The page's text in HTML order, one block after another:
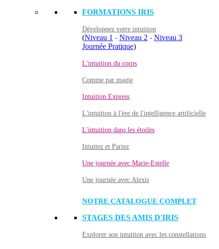
FORMATIONS IRIS
Développez votre intuition
(Niveau 1 - Niveau 2 - Niveau 3
Journée Pratique)
L'intuition du corps
Comme par magie
Intuition Express
L'intuition à l'ère de l'intelligence artificielle
L'intuition dans les étoiles
Intuitez et Pariez
Une journée avec Marie-Estelle
Une journée avec Alexis
NOTRE CATALOGUE COMPLET
STAGES DES AMIS D'IRIS
Explorer son intuition avec les constellations